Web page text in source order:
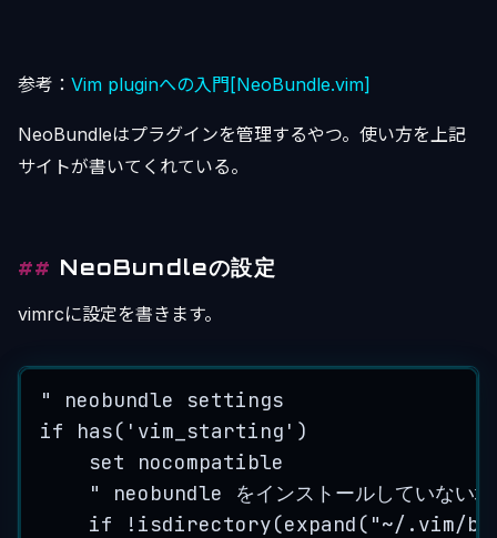
参考： Vim pluginへの入門[NeoBundle.vim]
NeoBundleはプラグインを管理するやつ。使い方を上記
サイトが書いてくれている。
NeoBundleの設定
vimrcに設定を書きます。
" neobundle settings
if
has( ' vim_starting ' )
set
nocompatible
"
neobundle をインストールしていない場
if
! isdirectory(expand ( "~/.vim/